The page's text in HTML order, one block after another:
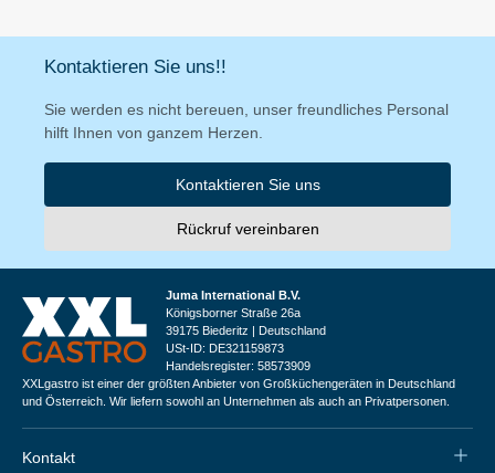
Kontaktieren Sie uns!!
Sie werden es nicht bereuen, unser freundliches Personal
hilft Ihnen von ganzem Herzen.
Kontaktieren Sie uns
Rückruf vereinbaren
Juma International B.V.
Königsborner Straße 26a
39175 Biederitz | Deutschland
USt-ID: DE321159873
Handelsregister: 58573909
XXLgastro ist einer der größten Anbieter von Großküchengeräten in Deutschland
und Österreich. Wir liefern sowohl an Unternehmen als auch an Privatpersonen.
Kontakt